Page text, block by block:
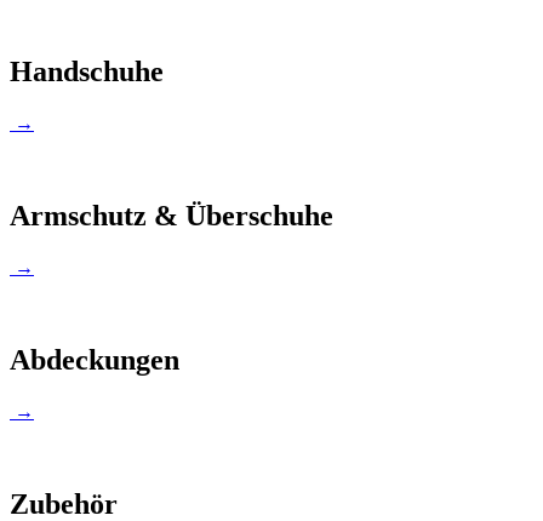
Handschuhe
→
Armschutz & Überschuhe
→
Abdeckungen
→
Zubehör